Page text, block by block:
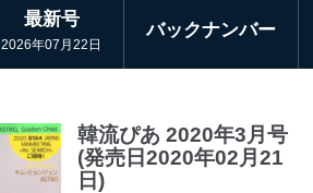
最新号
2026年07月22日
バックナンバー
韓流ぴあ 2020年3月号
(発売日2020年02月21
日)